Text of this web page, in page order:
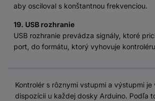
aby osciloval s konštantnou frekvenciou.
19. USB rozhranie
USB rozhranie prevádza signály, ktoré
port, do formátu, ktorý vyhovuje
Kontrolér s rôznymi vstupmi a výstupmi je
dispozícii u každej dosky Arduino. Podľa